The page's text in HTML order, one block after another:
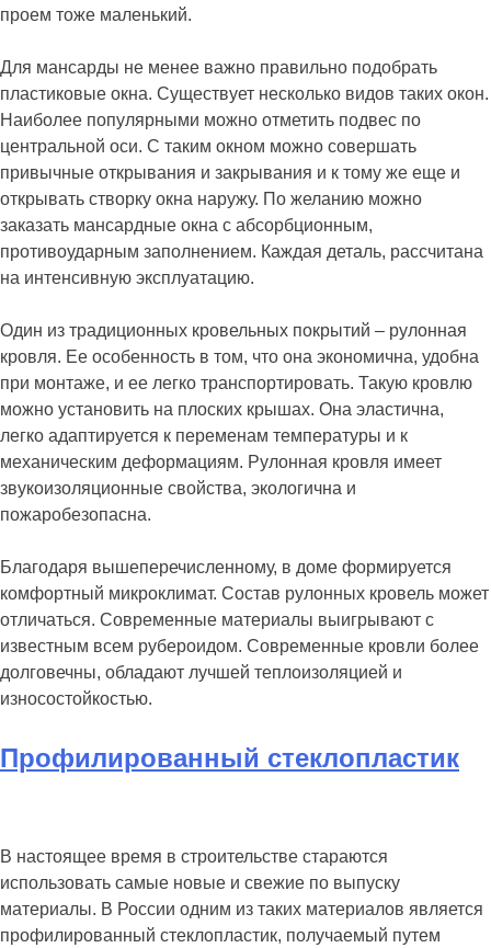
проем тоже маленький.
Для мансарды не менее важно правильно подобрать
пластиковые окна. Существует несколько видов таких окон.
Наиболее популярными можно отметить подвес по
центральной оси. С таким окном можно совершать
привычные открывания и закрывания и к тому же еще и
открывать створку окна наружу. По желанию можно
заказать мансардные окна с абсорбционным,
противоударным заполнением. Каждая деталь, рассчитана
на интенсивную эксплуатацию.
Один из традиционных кровельных покрытий – рулонная
кровля. Ее особенность в том, что она экономична, удобна
при монтаже, и ее легко транспортировать. Такую кровлю
можно установить на плоских крышах. Она эластична,
легко адаптируется к переменам температуры и к
механическим деформациям. Рулонная кровля имеет
звукоизоляционные свойства, экологична и
пожаробезопасна.
Благодаря вышеперечисленному, в доме формируется
комфортный микроклимат. Состав рулонных кровель может
отличаться. Современные материалы выигрывают с
известным всем рубероидом. Современные кровли более
долговечны, обладают лучшей теплоизоляцией и
износостойкостью.
Профилированный стеклопластик
В настоящее время в строительстве стараются
использовать самые новые и свежие по выпуску
материалы. В России одним из таких материалов является
профилированный стеклопластик, получаемый путем